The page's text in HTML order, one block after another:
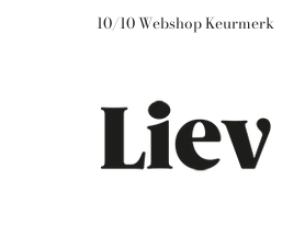
Free shipping on orders over 50 euros